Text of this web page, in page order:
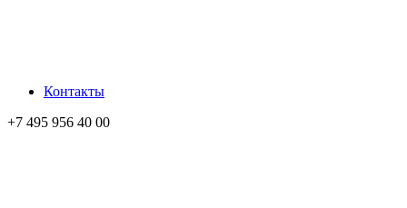
Контакты
+7 495 956 40 00